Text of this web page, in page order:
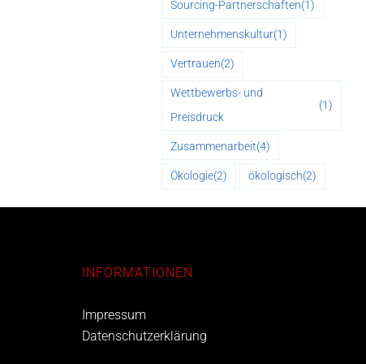
Sourcing-Partnerschaften(1)
Unternehmenskultur(1)
Vertrauen(2)
Wettbewerbs- und
Preisdruck
(1)
Zusammenarbeit(4)
Ökologie(2) ökologisch(2)
INFORMATIONEN
Impressum
Datenschutzerklärung